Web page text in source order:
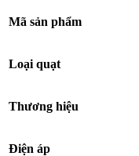
Mã sản phẩm
Loại quạt
Thương hiệu
Điện áp